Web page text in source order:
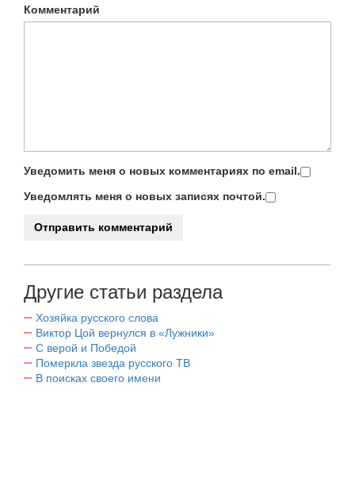
Комментарий
Уведомить меня о новых комментариях по email.
Уведомлять меня о новых записях почтой.
Другие статьи раздела
Хозяйка русского слова
Виктор Цой вернулся в «Лужники»
С верой и Победой
Померкла звезда русского ТВ
В поисках своего имени